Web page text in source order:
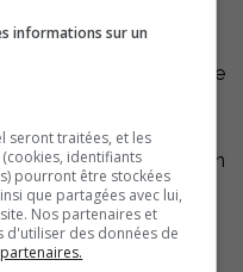
Larocque.
sous la présidence
Fillion.
seront connus dans un
informations sur un
seront traitées, et les
identifiants
pourront être stockées
que partagées avec lui,
Nos partenaires et
d'utiliser des données de